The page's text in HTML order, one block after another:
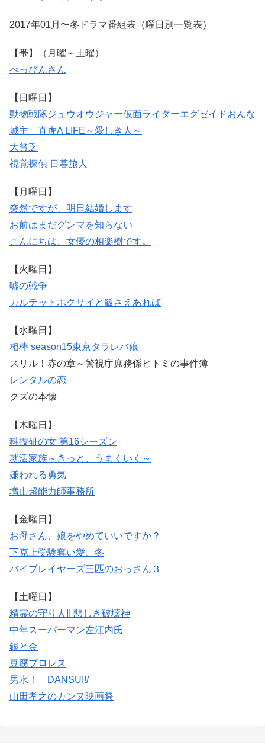
2017年01月〜冬ドラマ番組表（曜日別一覧表）
【帯】（月曜～土曜）
べっぴんさん
【日曜日】
動物戦隊ジュウオウジャー仮面ライダーエグゼイドおんな
城主 直虎A LIFE～愛しき人～
大貧乏
視覚探偵 日暮旅人
【月曜日】
突然ですが、明日結婚します
お前はまだグンマを知らない
こんにちは、女優の相楽樹です。
【火曜日】
嘘の戦争
カルテット ホクサイと飯さえあれば
【水曜日】
相棒 season15東京タラレバ娘
スリル！赤の章～警視庁庶務係ヒトミの事件簿
レンタルの恋
クズの本懐
【木曜日】
科捜研の女 第16シーズン
就活家族～きっと、うまくいく～
嫌われる勇気
増山超能力師事務所
【金曜日】
お母さん、娘をやめていいですか？
下克上受験奪い愛、冬
バイプレイヤーズ三匹のおっさん３
【土曜日】
精霊の守り人II 悲しき破壊神
中年スーパーマン左江内氏
銀と金
豆腐プロレス
男水！ DANSUI!/
山田孝之のカンヌ映画祭